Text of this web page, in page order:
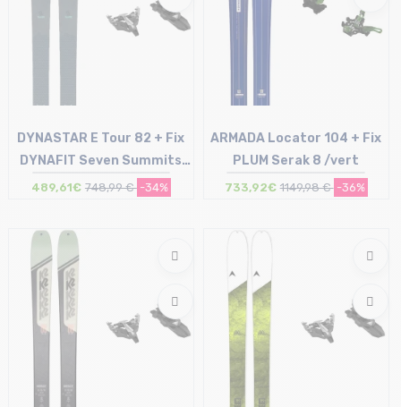
DYNASTAR E Tour 82 + Fix
DYNAFIT Seven Summits
sans freins /noir argent
489,61€ 748,99 € -34%
ARMADA Locator 104 + Fix
PLUM Serak 8 /vert
733,92€ 1149,98 € -36%